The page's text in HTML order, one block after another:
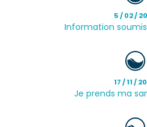
5 / 02 /
Information
17 / 11 /
Je prends ma